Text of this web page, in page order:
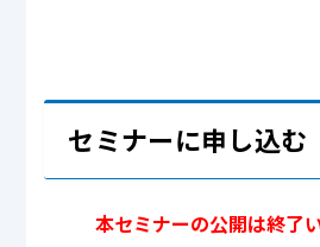
セミナーに申し込む
本セミナーの公開は終了